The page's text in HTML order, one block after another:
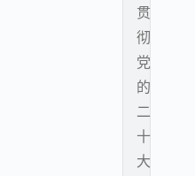
贯
彻
党
的
二
十
大